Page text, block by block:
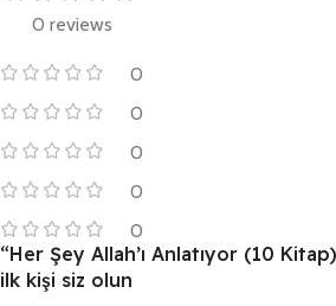
0 reviews
0
0
0
0
0
“Her Şey Allah’ı Anlatıyor (10
ilk kişi siz olun